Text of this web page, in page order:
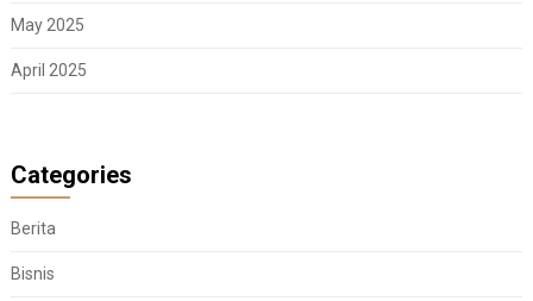
May 2025
April 2025
Categories
Berita
Bisnis